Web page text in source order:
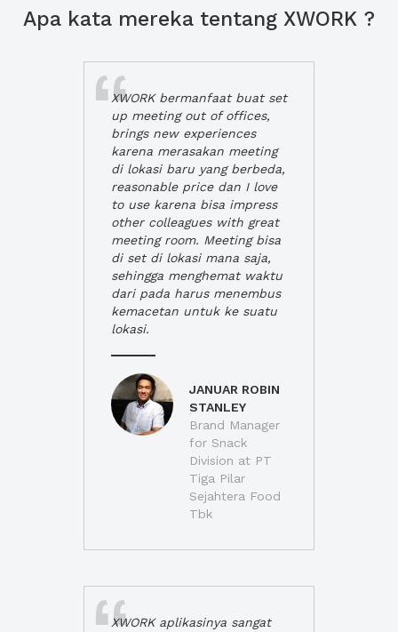
Apa kata mereka tentang XWORK ?
XWORK bermanfaat buat set
up meeting out of offices,
brings new experiences
karena merasakan meeting
di lokasi baru yang berbeda,
reasonable price dan I love
to use karena bisa impress
other colleagues with great
meeting room. Meeting bisa
di set di lokasi mana saja,
sehingga menghemat waktu
dari pada harus menembus
kemacetan untuk ke suatu
lokasi.
JANUAR ROBIN
STANLEY
Brand Manager
for Snack
Division at PT
Tiga Pilar
Sejahtera Food
Tbk
XWORK aplikasinya sangat